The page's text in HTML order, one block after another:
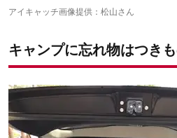
アイキャッチ画像提供：松山さん
キャンプに忘れ物はつき